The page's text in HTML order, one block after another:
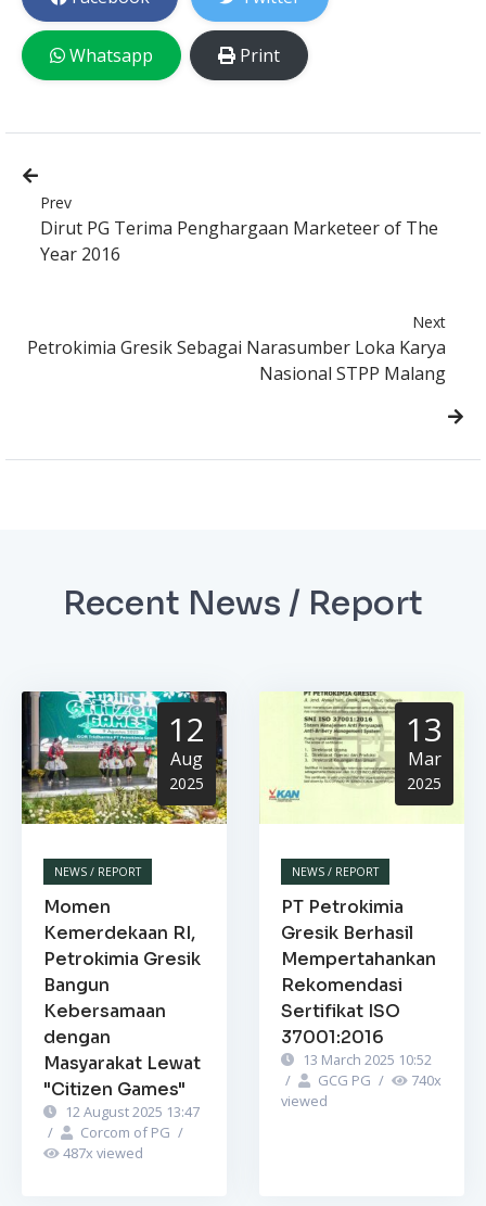
Whatsapp Print
Prev
Dirut PG Terima Penghargaan Marketeer of The
Year 2016
Next
Petrokimia Gresik Sebagai Narasumber Loka Karya
Nasional STPP Malang
Recent News / Report
12
Aug
2025
NEWS / REPORT
Momen
Kemerdekaan RI,
Petrokimia Gresik
Bangun
Kebersamaan
dengan
Masyarakat Lewat
"Citizen Games"
12 August 2025 13:47
/
Corcom of PG /
487x viewed
13
Mar
2025
NEWS / REPORT
PT Petrokimia
Gresik Berhasil
Mempertahankan
Rekomendasi
Sertifikat ISO
37001:2016
13 March 2025 10:52
/
GCG PG / 740x
viewed